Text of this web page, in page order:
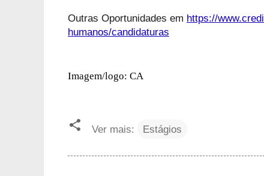
Outras Oportunidades em https://
humanos/candidaturas
Imagem/logo: CA
Ver mais: Estágios